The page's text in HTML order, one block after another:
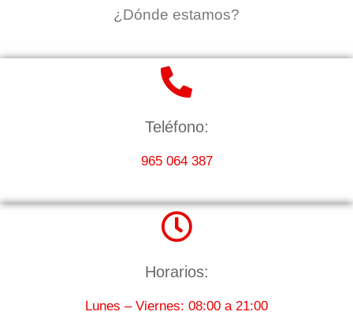
¿Dónde estamos?
Teléfono:
965 064 387
Horarios:
Lunes – Viernes: 08:00 a 21:00